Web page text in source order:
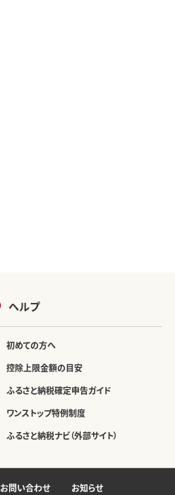
ヘルプ
初めての方へ
控除上限金額の目安
ふるさと納税確定申告ガイド
ワンストップ特例制度
ふるさと納税ナビ（外部サイト）
お問い合わせ お知らせ